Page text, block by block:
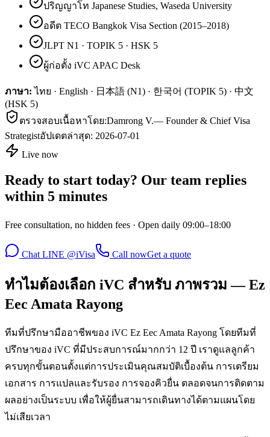
ปริญญาโท Japanese Studies, Waseda University
อดีต TECO Bangkok Visa Section (2015–2018)
JLPT N1 · TOPIK 5 · HSK 5
ผู้ก่อตั้ง iVC APAC Desk
ภาษา: ไทย · English · 日本語 (N1) · 한국어 (TOPIK 5) · 中文
(HSK 5)
ตรวจสอบเนื้อหาโดย:Damrong V.— Founder & Chief Visa
Strategistอัปเดตล่าสุด: 2026-07-01
Live now
Ready to start today? Our team replies
within 5 minutes
Free consultation, no hidden fees · Open daily 09:00–18:00
Chat LINE @iVisa Call nowGet a quote
ทำไมต้องเลือก iVC สำหรับ ภาพรวม — Ez
Eec Amata Rayong
ทีมที่ปรึกษามืออาชีพของ iVC Ez Eec Amata Rayong โดยทีมที่
ปรึกษาของ iVC ที่มีประสบการณ์มากกว่า 12 ปี เราดูแลลูกค้า
ครบทุกขั้นตอนตั้งแต่การประเมินคุณสมบัติเบื้องต้น การเตรียม
เอกสาร การแปลและรับรอง การจองคิวยื่น ตลอดจนการติดตาม
ผลอย่างเป็นระบบ เพื่อให้ผู้ยื่นสามารถเดินทางได้ตามแผนโดย
ไม่เสียเวลา